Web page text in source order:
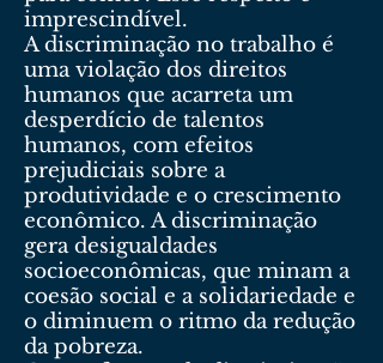
imprescindível.
A discriminação no trabalho é
uma violação dos direitos
humanos que acarreta um
desperdício de talentos
humanos, com efeitos
prejudiciais sobre a
produtividade e o crescimento
econômico. A discriminação
gera desigualdades
socioeconômicas, que minam a
coesão social e a solidariedade e
o diminuem o ritmo da redução
da pobreza.